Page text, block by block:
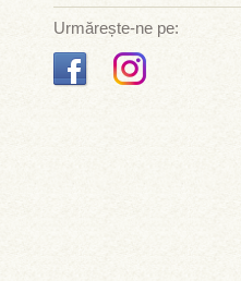
Urmărește-ne pe: